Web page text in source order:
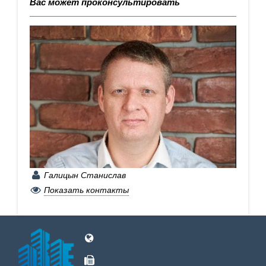
Вас может проконсультировать
Галицын Станислав
+7 (929) 222-72-35
Показать контакты